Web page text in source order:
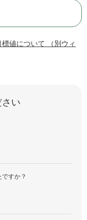
値について （別ウィ
い
すか？